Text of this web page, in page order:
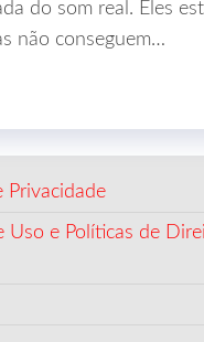
do som real. Eles
não conseguem…
Privacidade
Uso e Políticas de